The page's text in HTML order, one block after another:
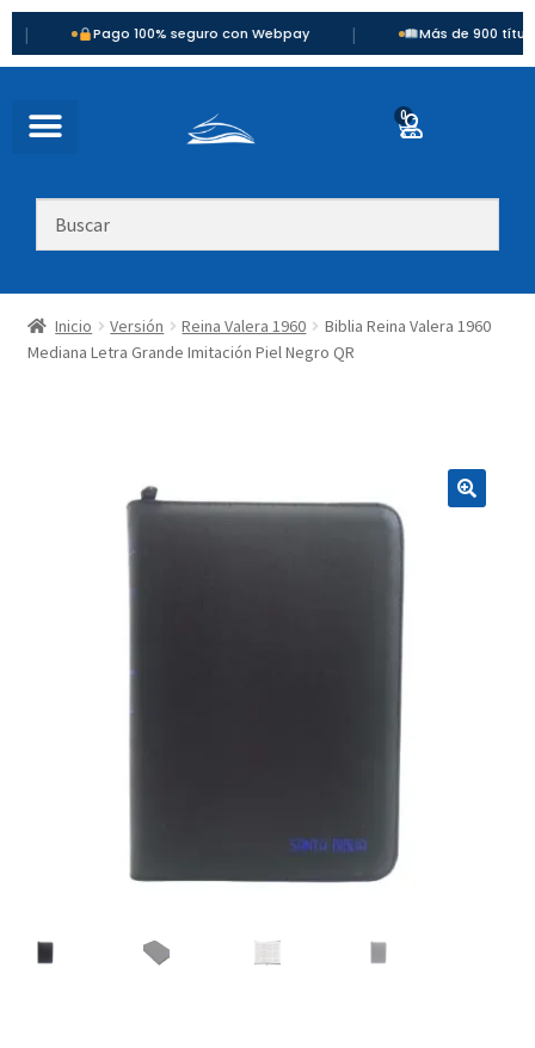
Pago 100% seguro con Webpay | Más de 900 títulos
0
Inicio Versión Reina Valera 1960
Biblia Reina Valera 1960
Mediana Letra Grande Imitación Piel Negro QR